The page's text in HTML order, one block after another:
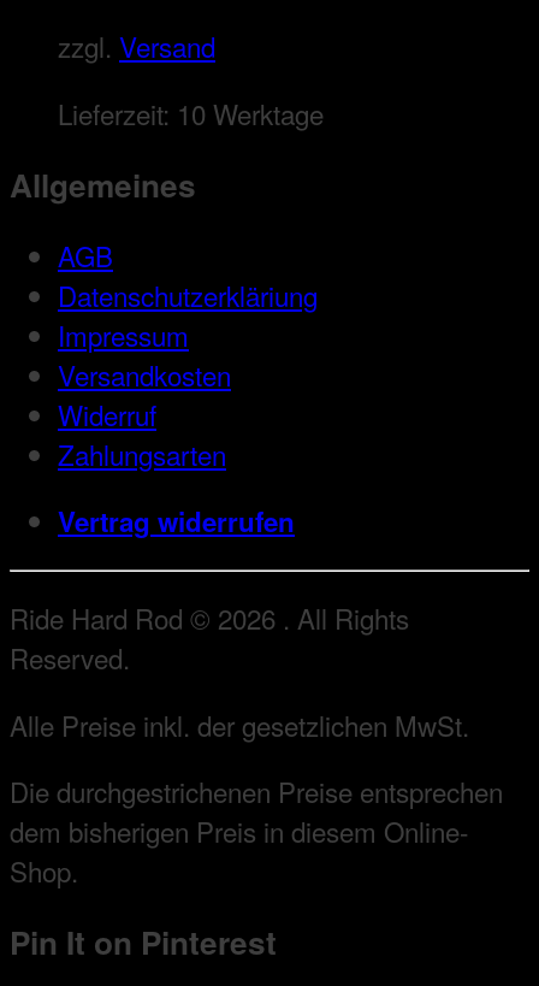
zzgl. Versand
Lieferzeit: 10 Werktage
Allgemeines
AGB
Datenschutzerkläriung
Impressum
Versandkosten
Widerruf
Zahlungsarten
Vertrag widerrufen
Ride Hard Rod © 2026 . All Rights
Reserved.
Alle Preise inkl. der gesetzlichen MwSt.
Die durchgestrichenen Preise entsprechen
dem bisherigen Preis in diesem Online-
Shop.
Pin It on Pinterest